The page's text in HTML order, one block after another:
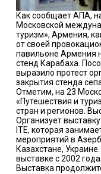
Как сообщает АПА,
Московской
туризм», Армения,
от своей
павильоне Армения
стенд Карабаха.
выразило протест
закрытия стенда
Отметим, на 23
«Путешествия и
стран и регионов.
Организует
ITE, которая
мероприятий в
Казахстане,
выставке с 2002 года.
Выставка